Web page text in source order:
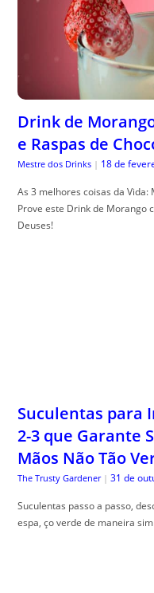
Drink de
e Raspas de
Mestre dos Drinks | 18 de
As 3 melhores coisas da Vida:
Prove este Drink de Morango
Deuses!
Suculentas para
2-3 que Garante
Mãos Não Tão
The Trusty Gardener | 31 de
Suculentas passo a passo,
espa, ço verde de maneira